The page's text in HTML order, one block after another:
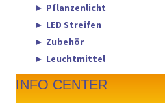
► Pflanzenlicht
► LED Streifen
► Zubehör
► Leuchtmittel
INFO CENTER